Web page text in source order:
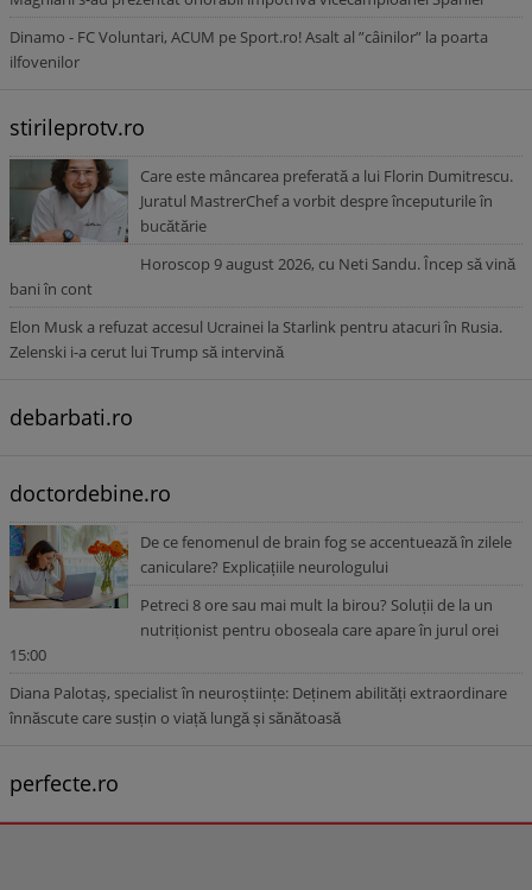
Dinamo - FC Voluntari, ACUM pe Sport.ro! Asalt al ”câinilor” la poarta
ilfovenilor
stirileprotv.ro
Care este mâncarea preferată a lui Florin Dumitrescu.
Juratul MastrerChef a vorbit despre începuturile în
bucătărie
Horoscop 9 august 2026, cu Neti Sandu. Încep să vină
bani în cont
Elon Musk a refuzat accesul Ucrainei la Starlink pentru atacuri în Rusia.
Zelenski i-a cerut lui Trump să intervină
debarbati.ro
doctordebine.ro
De ce fenomenul de brain fog se accentuează în zilele
caniculare? Explicațiile neurologului
Petreci 8 ore sau mai mult la birou? Soluții de la un
nutriționist pentru oboseala care apare în jurul orei
15:00
Diana Palotaș, specialist în neuroștiințe: Deținem abilități extraordinare
înnăscute care susțin o viață lungă și sănătoasă
perfecte.ro